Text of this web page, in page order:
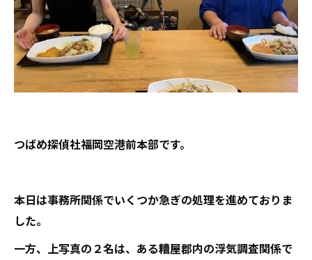
つばめ探偵社福岡空港前本部です。
本日は事務所関係でいくつか急ぎの処理を進めておりま
した。
一方、上写真の２名は、ある糟屋郡内の浮気調査関係で